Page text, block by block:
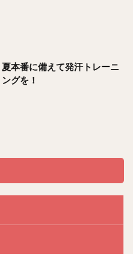
夏本番に備えて発汗トレーニ
ングを！